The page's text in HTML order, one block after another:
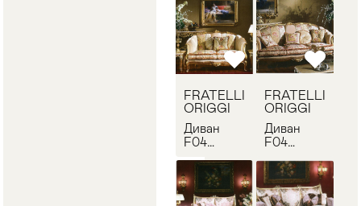
ORIGGI
639
ORIGGI
351
FRATELLI
ORIGGI
Диван
F04
ORIGGI
101
FRATELLI
ORIGGI
Диван
F04
ORIGGI
100